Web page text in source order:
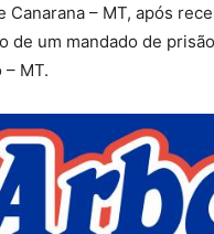
Canarana – MT, após
de um mandado de
MT.